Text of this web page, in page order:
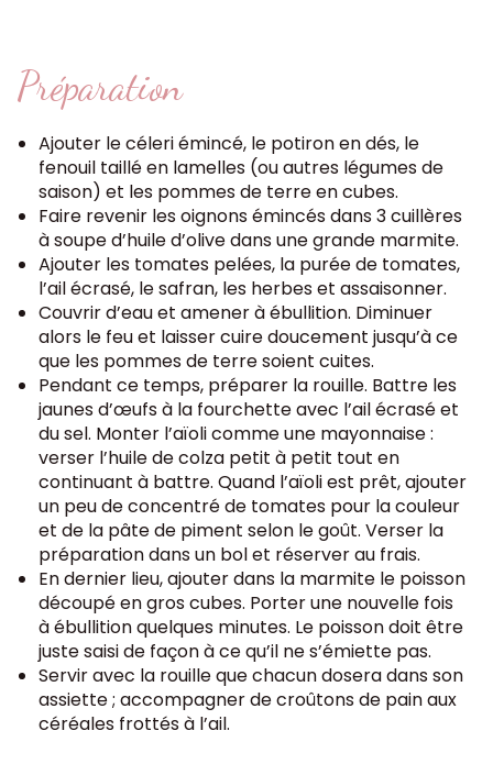
Préparation
Ajouter le céleri émincé, le potiron en dés, le
fenouil taillé en lamelles (ou autres légumes de
saison) et les pommes de terre en cubes.
Faire revenir les oignons émincés dans 3 cuillères
à soupe d’huile d’olive dans une grande marmite.
Ajouter les tomates pelées, la purée de tomates,
l’ail écrasé, le safran, les herbes et assaisonner.
Couvrir d’eau et amener à ébullition. Diminuer
alors le feu et laisser cuire doucement jusqu’à ce
que les pommes de terre soient cuites.
Pendant ce temps, préparer la rouille. Battre les
jaunes d’œufs à la fourchette avec l’ail écrasé et
du sel. Monter l’aïoli comme une mayonnaise :
verser l’huile de colza petit à petit tout en
continuant à battre. Quand l’aïoli est prêt, ajouter
un peu de concentré de tomates pour la couleur
et de la pâte de piment selon le goût. Verser la
préparation dans un bol et réserver au frais.
En dernier lieu, ajouter dans la marmite le poisson
découpé en gros cubes. Porter une nouvelle fois
à ébullition quelques minutes. Le poisson doit être
juste saisi de façon à ce qu’il ne s’émiette pas.
Servir avec la rouille que chacun dosera dans son
assiette ; accompagner de croûtons de pain aux
céréales frottés à l’ail.